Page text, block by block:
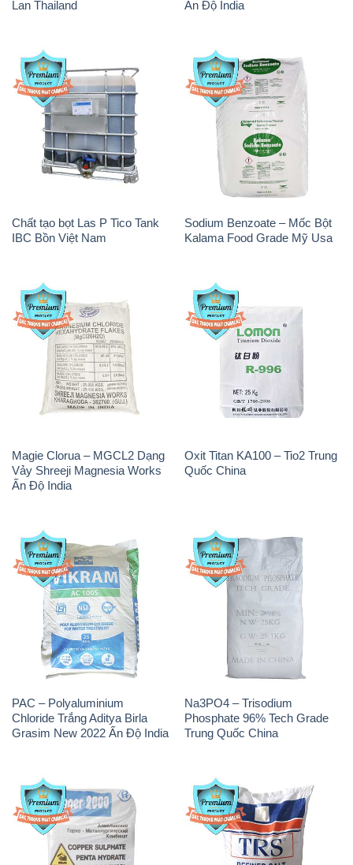
Lan Thailand Ấn Độ India
Chất tạo bọt Las P Tico Tank
IBC Bồn Việt Nam
Sodium Benzoate – Mốc Bột
Kalama Food Grade Mỹ Usa
Magie Clorua – MGCL2 Dạng
Vảy Shreeji Magnesia Works
Ấn Độ India
Oxit Titan KA100 – Tio2 Trung
Quốc China
PAC – Polyaluminium
Chloride Trắng Aditya Birla
Grasim New 2022 Ấn Độ India
Na3PO4 – Trisodium
Phosphate 96% Tech Grade
Trung Quốc China